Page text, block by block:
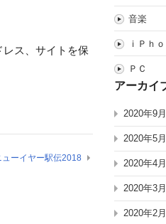
ス、サイトを保
ューイヤー駅伝2018
音楽
ｉＰｈ
ＰＣ
アーカイ
2020年9月
2020年5月
2020年4月
2020年3月
2020年2月